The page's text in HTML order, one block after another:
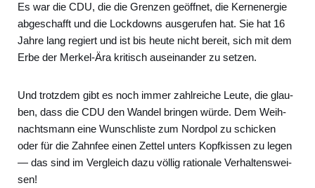
Es war die CDU, die die Gren­zen geöff­net, die Kern­ener­gie
abge­schafft und die Lock­downs aus­ge­ru­fen hat. Sie hat 16
Jah­re lang regiert und ist bis heu­te nicht bereit, sich mit dem
Erbe der Mer­kel-Ära kri­tisch aus­ein­an­der zu set­zen.
Und trotz­dem gibt es noch immer zahl­rei­che Leu­te, die glau­
ben, dass die CDU den Wan­del brin­gen wür­de. Dem Weih­
nachts­mann eine Wunsch­lis­te zum Nord­pol zu schi­cken
oder für die Zahn­fee einen Zet­tel unters Kopf­kis­sen zu legen
— das sind im Ver­gleich dazu völ­lig ratio­na­le Ver­hal­tens­wei­
sen!